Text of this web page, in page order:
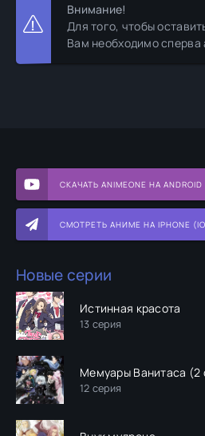
СКАЧАТЬ ANIMEONE НА ANDROID
СМОТРЕТЬ АНИМЕ НА IPHONE
Новые серии
Истинная красота
13 серия
Мемуары Ванитаса (2
12 серия
Внимание!
Для того, чтобы
Вам необходимо сперва